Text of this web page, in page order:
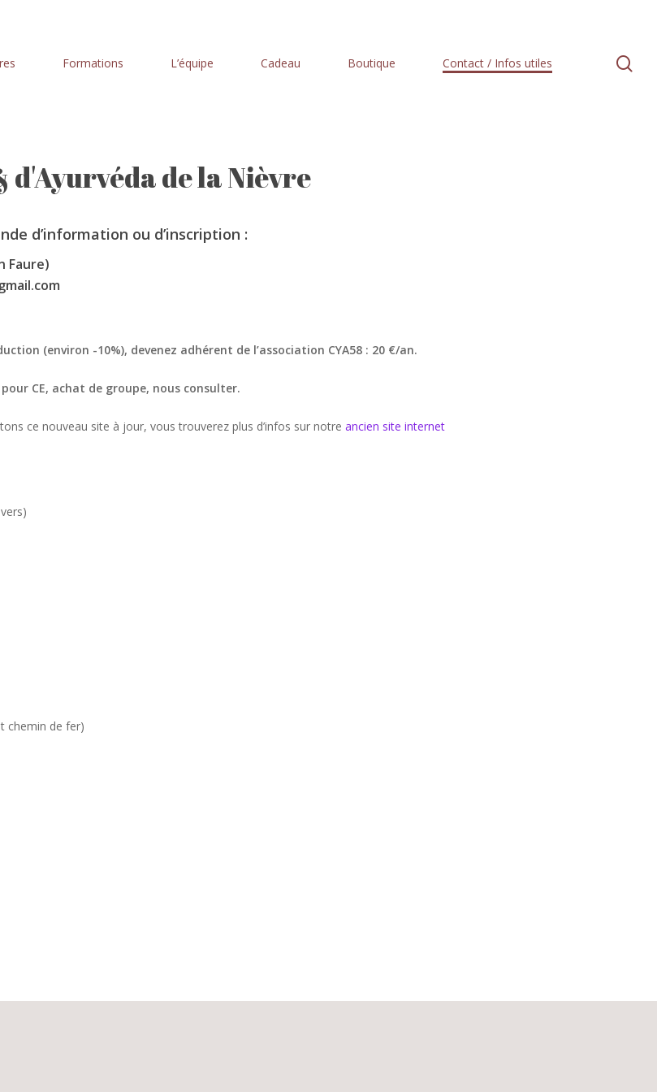
Formations L’équipe Cadeau Boutique Contact / Infos utiles
d'Ayurvéda de la Nièvre
d’information ou d’inscription :
Faure)
(environ -10%), devenez adhérent de l’association CYA58 : 20 €/an.
CE, achat de groupe, nous consulter.
ce nouveau site à jour, vous trouverez plus d’infos sur notreancien site internet
chemin de fer)